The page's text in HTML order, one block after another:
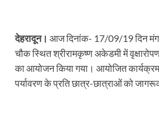
देहरादून। आज दिनांक- 17/09/19 दिन
चौक स्थित श्रीरामकृष्ण अकेडमी में
का आयोजन किया गया। आयोजित
पर्यावरण के प्रति छात्र-छात्राओं को